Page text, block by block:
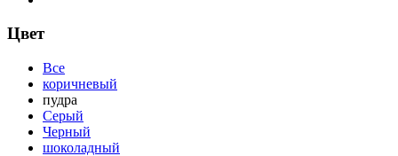
Цвет
Все
коричневый
пудра
Серый
Черный
шоколадный